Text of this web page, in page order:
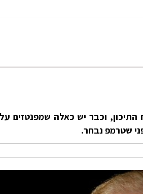
וכבר יש כאלה שמפנטזים על
שטרמפ נבחר.